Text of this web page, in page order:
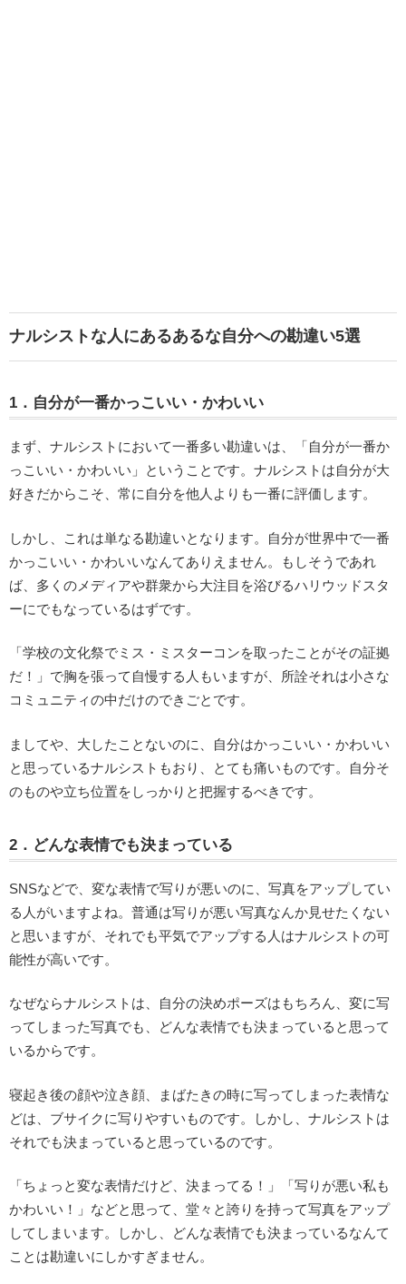
ナルシストな人にあるあるな自分への勘違い5選
1．自分が一番かっこいい・かわいい
まず、ナルシストにおいて一番多い勘違いは、「自分が一番か
っこいい・かわいい」ということです。ナルシストは自分が大
好きだからこそ、常に自分を他人よりも一番に評価します。
しかし、これは単なる勘違いとなります。自分が世界中で一番
かっこいい・かわいいなんてありえません。もしそうであれ
ば、多くのメディアや群衆から大注目を浴びるハリウッドスタ
ーにでもなっているはずです。
「学校の文化祭でミス・ミスターコンを取ったことがその証拠
だ！」で胸を張って自慢する人もいますが、所詮それは小さな
コミュニティの中だけのできごとです。
ましてや、大したことないのに、自分はかっこいい・かわいい
と思っているナルシストもおり、とても痛いものです。自分そ
のものや立ち位置をしっかりと把握するべきです。
2．どんな表情でも決まっている
SNSなどで、変な表情で写りが悪いのに、写真をアップしてい
る人がいますよね。普通は写りが悪い写真なんか見せたくない
と思いますが、それでも平気でアップする人はナルシストの可
能性が高いです。
なぜならナルシストは、自分の決めポーズはもちろん、変に写
ってしまった写真でも、どんな表情でも決まっていると思って
いるからです。
寝起き後の顔や泣き顔、まばたきの時に写ってしまった表情な
どは、ブサイクに写りやすいものです。しかし、ナルシストは
それでも決まっていると思っているのです。
「ちょっと変な表情だけど、決まってる！」「写りが悪い私も
かわいい！」などと思って、堂々と誇りを持って写真をアップ
してしまいます。しかし、どんな表情でも決まっているなんて
ことは勘違いにしかすぎません。